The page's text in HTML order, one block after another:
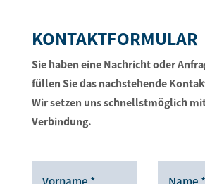
KONTAKTFORMULAR
Sie haben eine Nachricht oder
füllen Sie das nachstehende
Wir setzen uns schnellstmöglich
Verbindung.